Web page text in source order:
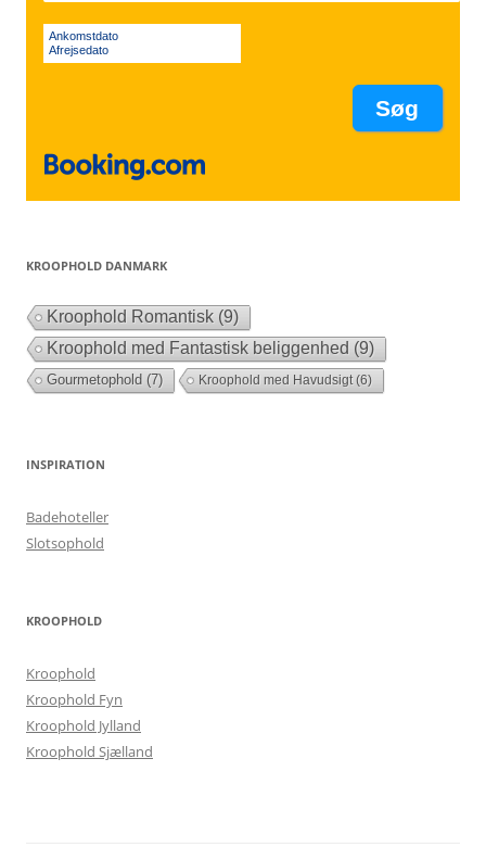
Ankomstdato
Afrejsedato
KROOPHOLD DANMARK
Kroophold Romantisk (9)
Kroophold med Fantastisk beliggenhed (9)
Gourmetophold (7) Kroophold med Havudsigt(6)
INSPIRATION
Badehoteller
Slotsophold
KROOPHOLD
Kroophold
Kroophold Fyn
Kroophold Jylland
Kroophold Sjælland